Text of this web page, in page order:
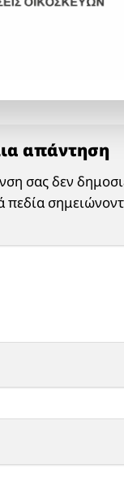
απάντηση
σας δεν
πεδία